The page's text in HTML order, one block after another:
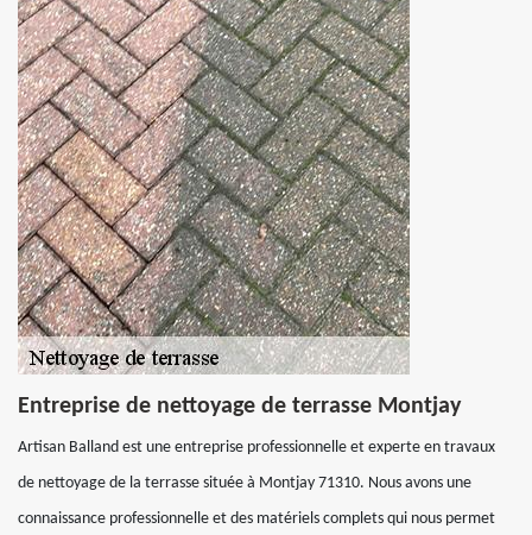
Entreprise de nettoyage de terrasse Montjay
Artisan Balland est une entreprise professionnelle et experte en travaux
de nettoyage de la terrasse située à Montjay 71310. Nous avons une
connaissance professionnelle et des matériels complets qui nous permet